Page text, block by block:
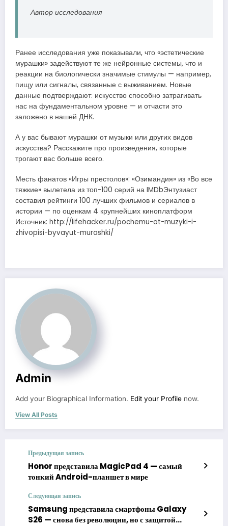
Автор исследования
Ранее исследования уже показывали, что «эстетические
мурашки» задействуют те же нейронные системы, что и
реакции на биологически значимые стимулы — например,
пищу или сигналы, связанные с выживанием. Новые
данные подтверждают: искусство способно затрагивать
нас на фундаментальном уровне — и отчасти это
заложено в нашей ДНК.
А у вас бывают мурашки от музыки или других видов
искусства? Расскажите про произведения, которые
трогают вас больше всего.
Месть фанатов «Игры престолов»: «Озимандия» из «Во все
тяжкие» вылетела из топ-100 серий на IMDbЭнтузиаст
составил рейтинги 100 лучших фильмов и сериалов в
истории — по оценкам 4 крупнейших киноплатформ
Источник: http://lifehacker.ru/pochemu-ot-muzyki-i-
zhivopisi-byvayut-murashki/
Admin
Add your Biographical Information. Edit your Profile now.
View All Posts
Предыдущая запись
Honor представила MagicPad 4 — самый
тонкий Android-планшет в мире
Следующая запись
Samsung представила смартфоны Galaxy
S26 — снова без революции, но с защитой